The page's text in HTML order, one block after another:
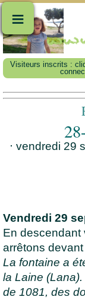
Visiteurs inscrits :
≡
⋅ vendredi 29
Vendredi 29
En descendant
arrêtons
La fontaine a
la Laine
de 1081, des